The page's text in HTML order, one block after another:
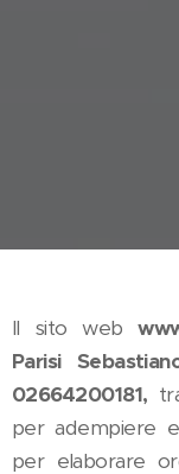
Il sito web
Parisi
02664200181,
per adempiere
per elaborare